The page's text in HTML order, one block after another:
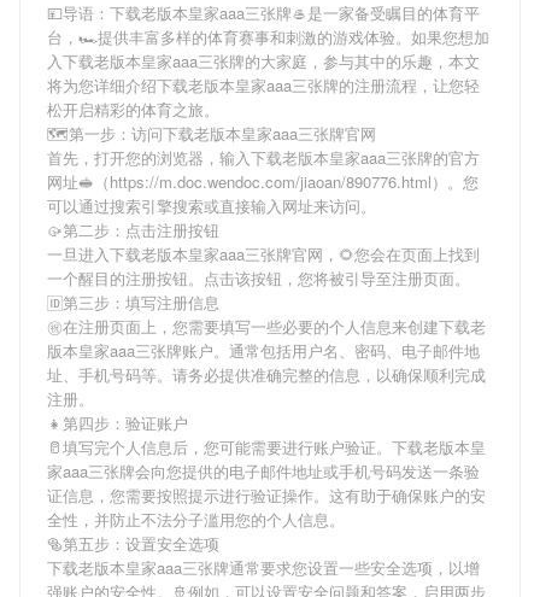
💴导语： 下载老版本皇家aaa三张牌🥌是一家备受瞩目的体育平
台，🏎提供丰富多样的体育赛事和刺激的游戏体验。如果您想加
入下载老版本皇家aaa三张牌的大家庭，参与其中的乐趣，本文
将为您详细介绍下载老版本皇家aaa三张牌的注册流程，让您轻
松开启精彩的体育之旅。
🗺第一步：访问下载老版本皇家aaa三张牌官网
首先，打开您的浏览器，输入下载老版本皇家aaa三张牌的官方
网址🥪（https://m.doc.wendoc.com/jiaoan/890776.html）。您
可以通过搜索引擎搜索或直接输入网址来访问。
🥠第二步：点击注册按钮
一旦进入下载老版本皇家aaa三张牌官网，🌻您会在页面上找到
一个醒目的注册按钮。点击该按钮，您将被引导至注册页面。
🆔第三步：填写注册信息
㊗在注册页面上，您需要填写一些必要的个人信息来创建下载老
版本皇家aaa三张牌账户。通常包括用户名、密码、电子邮件地
址、手机号码等。请务必提供准确完整的信息，以确保顺利完成
注册。
👧第四步：验证账户
🥛填写完个人信息后，您可能需要进行账户验证。 下载老版本皇
家aaa三张牌会向您提供的电子邮件地址或手机号码发送一条验
证信息，您需要按照提示进行验证操作。这有助于确保账户的安
全性，并防止不法分子滥用您的个人信息。
🥯第五步：设置安全选项
下载老版本皇家aaa三张牌通常要求您设置一些安全选项，以增
强账户的安全性。🚢例如，可以设置安全问题和答案，启用两步